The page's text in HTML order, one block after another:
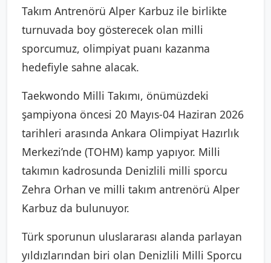
Takım Antrenörü Alper Karbuz ile birlikte
turnuvada boy gösterecek olan milli
sporcumuz, olimpiyat puanı kazanma
hedefiyle sahne alacak.
Taekwondo Milli Takımı, önümüzdeki
şampiyona öncesi 20 Mayıs-04 Haziran 2026
tarihleri arasında Ankara Olimpiyat Hazırlık
Merkezi’nde (TOHM) kamp yapıyor. Milli
takımın kadrosunda Denizlili milli sporcu
Zehra Orhan ve milli takım antrenörü Alper
Karbuz da bulunuyor.
Türk sporunun uluslararası alanda parlayan
yıldızlarından biri olan Denizlili Milli Sporcu